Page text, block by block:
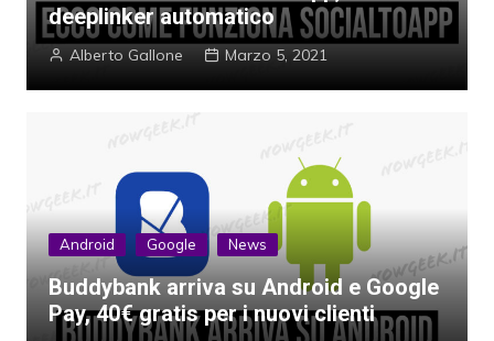
deeplinker automatico
Alberto Gallone Marzo 5, 2021
Android Google News
Buddybank arriva su Android e Google
Pay, 40€ gratis per i nuovi clienti